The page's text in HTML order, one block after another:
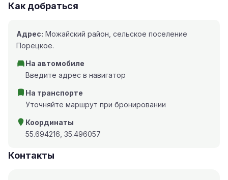
Как добраться
Адрес: Можайский район, сельское поселение
Порецкое.
На автомобиле
Введите адрес в навигатор
На транспорте
Уточняйте маршрут при бронировании
Координаты
55.694216, 35.496057
Контакты